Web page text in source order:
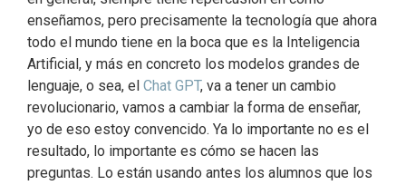
enseñamos, pero precisamente la tecnología que ahora
todo el mundo tiene en la boca que es la Inteligencia
Artificial, y más en concreto los modelos grandes de
lenguaje, o sea, el Chat GPT, va a tener un cambio
revolucionario, vamos a cambiar la forma de enseñar,
yo de eso estoy convencido. Ya lo importante no es el
resultado, lo importante es cómo se hacen las
preguntas. Lo están usando antes los alumnos que los